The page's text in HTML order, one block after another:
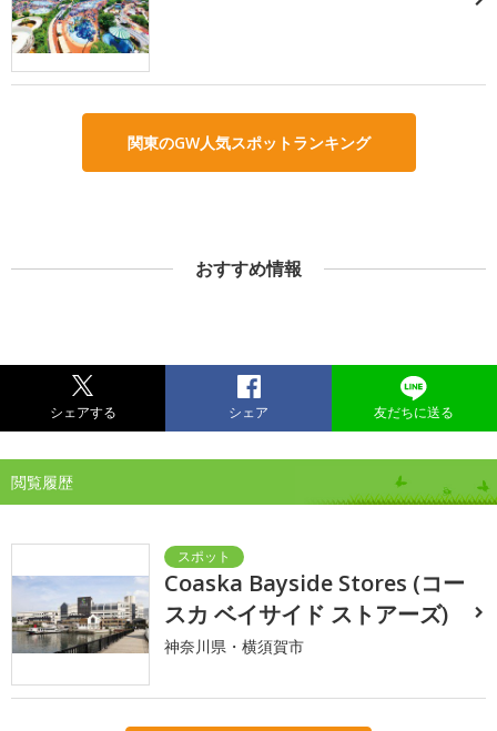
関東のGW人気スポットランキング
おすすめ情報
シェアする シェア 友だちに送る
閲覧履歴
Coaska Bayside Stores (コー
スカ ベイサイド ストアーズ)
神奈川県・横須賀市